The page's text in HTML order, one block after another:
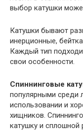
выбор катушки
Катушки бывают
инерционные,
Каждый тип
свои особенности.
Спиннинговые
популярными среди
использовании и
хищников.
катушку и сплошной